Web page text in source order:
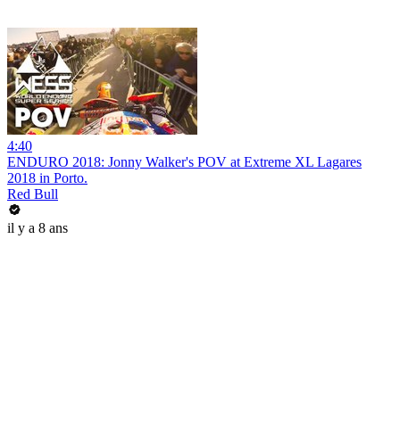
4:40
ENDURO 2018: Jonny Walker's POV at Extreme XL Lagares
2018 in Porto.
Red Bull
il y a 8 ans